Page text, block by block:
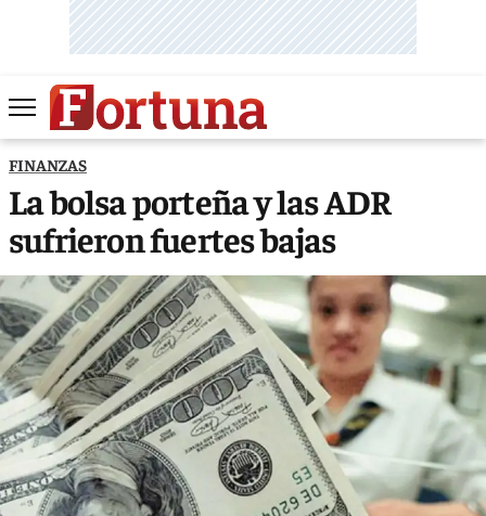
FINANZAS
La bolsa porteña y las ADR
sufrieron fuertes bajas